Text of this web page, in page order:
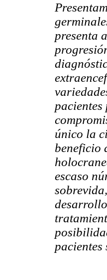
presenta
único la
beneficio
escaso
pacientes